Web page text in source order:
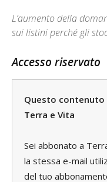
L’aumento della
sui listini perché gli
Accesso riservato
Questo
Terra e Vita
Sei abbonato a
la stessa e-mail
del tuo